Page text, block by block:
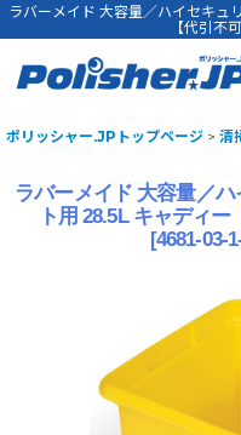
ラバーメイド 大容量／ハイセキュ
【代引不
ポリッシャー.JPトップページ > 清
ラバーメイド 大容量／
ト用 28.5L キャディ
[4681-03-